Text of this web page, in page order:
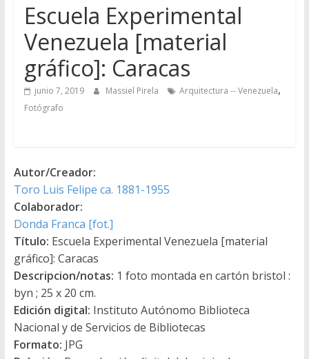
Escuela Experimental
Venezuela [material
gráfico]: Caracas
junio 7, 2019 Massiel Pirela Arquitectura -- Venezuela,
Fotógrafo
Autor/Creador:
Toro Luis Felipe ca. 1881-1955
Colaborador:
Donda Franca [fot.]
Título: Escuela Experimental Venezuela [material
gráfico]: Caracas
Descripcion/notas: 1 foto montada en cartón bristol :
byn ; 25 x 20 cm.
Edición digital: Instituto Autónomo Biblioteca
Nacional y de Servicios de Bibliotecas
Formato: JPG